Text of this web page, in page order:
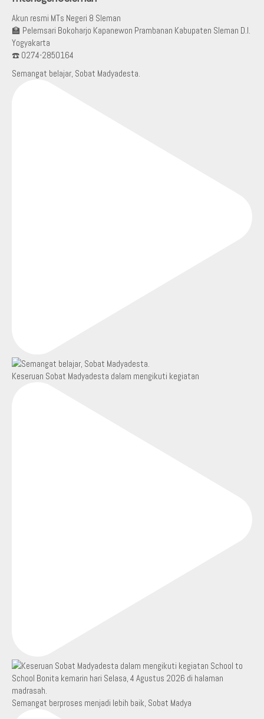
Akun resmi MTs Negeri 8 Sleman
🏫 Pelemsari Bokoharjo Kapanewon Prambanan Kabupaten Sleman D.I.
Yogyakarta
☎️ 0274-2850164
Semangat belajar, Sobat Madyadesta.
Keseruan Sobat Madyadesta dalam mengikuti kegiatan
Semangat berproses menjadi lebih baik, Sobat Madya